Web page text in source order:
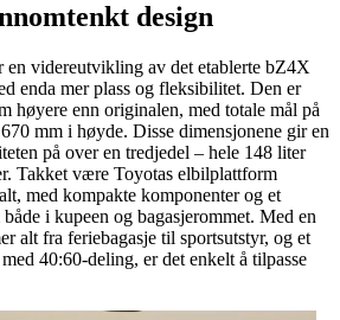
design
videreutvikling av det etablerte bZ4X
enda mer plass og fleksibilitet. Den er
høyere enn originalen, med totale mål på
mm i høyde. Disse dimensjonene gir en
på over en tredjedel – hele 148 liter
Takket være Toyotas elbilplattform
med kompakte komponenter og et
i kupeen og bagasjerommet. Med en
alt fra feriebagasje til sportsutstyr, og et
40:60-deling, er det enkelt å tilpasse